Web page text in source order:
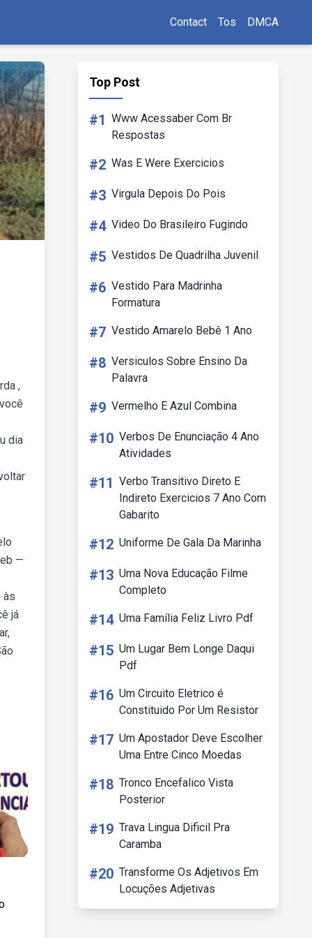
Contact Tos DMCA
,
dia
—
às
já
Top Post
#1 Www Acessaber Com Br
Respostas
#2 Was E Were Exercicios
#3 Virgula Depois Do Pois
#4 Video Do Brasileiro Fugindo
#5 Vestidos De Quadrilha Juvenil
#6 Vestido Para Madrinha
Formatura
#7 Vestido Amarelo Bebê 1 Ano
#8 Versiculos Sobre Ensino Da
Palavra
#9 Vermelho E Azul Combina
#10 Verbos De Enunciação 4 Ano
Atividades
#11 Verbo Transitivo Direto E
Indireto Exercicios 7 Ano Com
Gabarito
#12 Uniforme De Gala Da Marinha
#13 Uma Nova Educação Filme
Completo
#14 Uma Família Feliz Livro Pdf
#15 Um Lugar Bem Longe Daqui
Pdf
#16 Um Circuito Eletrico é
Constituido Por Um Resistor
#17 Um Apostador Deve Escolher
Uma Entre Cinco Moedas
#18 Tronco Encefalico Vista
Posterior
#19 Trava Lingua Dificil Pra
Caramba
#20 Transforme Os Adjetivos Em
Locuções Adjetivas